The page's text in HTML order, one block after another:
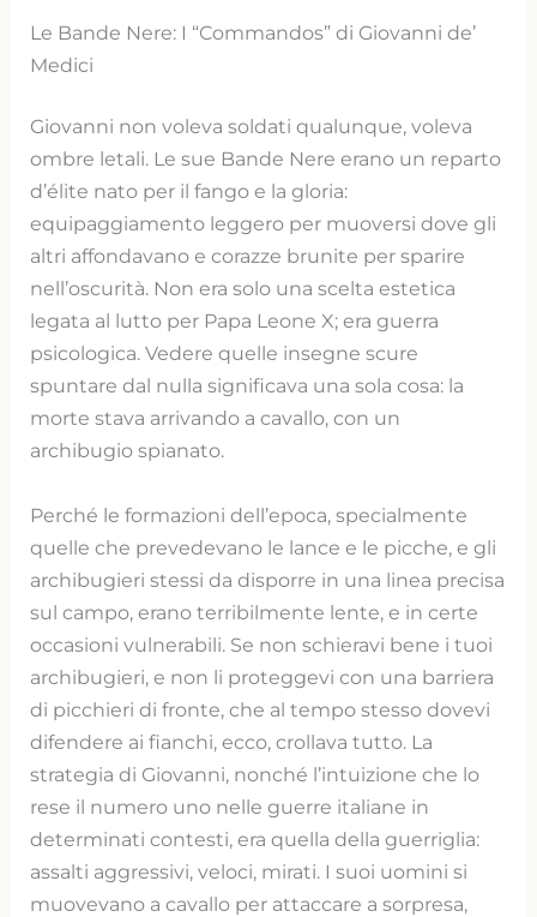
Le Bande Nere: I “Commandos” di Giovanni de’
Medici
Giovanni non voleva soldati qualunque, voleva
ombre letali. Le sue Bande Nere erano un reparto
d’élite nato per il fango e la gloria:
equipaggiamento leggero per muoversi dove gli
altri affondavano e corazze brunite per sparire
nell’oscurità. Non era solo una scelta estetica
legata al lutto per Papa Leone X; era guerra
psicologica. Vedere quelle insegne scure
spuntare dal nulla significava una sola cosa: la
morte stava arrivando a cavallo, con un
archibugio spianato.
Perché le formazioni dell’epoca, specialmente
quelle che prevedevano le lance e le picche, e gli
archibugieri stessi da disporre in una linea precisa
sul campo, erano terribilmente lente, e in certe
occasioni vulnerabili. Se non schieravi bene i tuoi
archibugieri, e non li proteggevi con una barriera
di picchieri di fronte, che al tempo stesso dovevi
difendere ai fianchi, ecco, crollava tutto. La
strategia di Giovanni, nonché l’intuizione che lo
rese il numero uno nelle guerre italiane in
determinati contesti, era quella della guerriglia:
assalti aggressivi, veloci, mirati. I suoi uomini si
muovevano a cavallo per attaccare a sorpresa,